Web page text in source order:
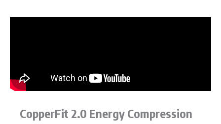
CopperFit 2.0 Energy Compression